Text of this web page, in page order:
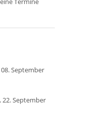
September
September